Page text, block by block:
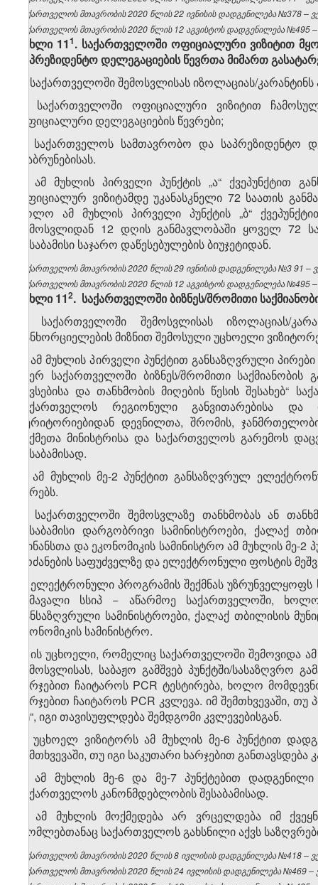
საქართველოს მთავრობის 2020 წლის 22 ივნისის დადგენილება №378 –
საქართველოს მთავრობის 2020 წლის 12 აგვისტოს დადგენილება №495
მუხლი 11​1. საქართველოში ოფიციალური ვიზიტით
საპრეზიდენტო დელეგაციების წევრთა მიმართ
1. საქართველოში შემოსვლისას იზოლაციას/კარანტინს
ა) საქართველოში ოფიციალური ვიზიტით
ოფიციალური დელეგაციების წევრები;
ბ) საქართველოს სამთავრობო და საპრეზიდენტო
დაბრუნებისას.
2. ამ მუხლის პირველი პუნქტის „ა“ ქვეპუნქტით
ოფიციალურ ვიზიტამდე უკანასკნელი 72 საათის
ხოლო ამ მუხლის პირველი პუნქტის „ბ“
შემოსვლიდან 12 დღის განმავლობაში ყოველ 72
შესაბამისი საჯარო დაწესებულების ბიუჯეტიდან.
საქართველოს მთავრობის 2020 წლის29 ივნისის დადგენილება №391 –
საქართველოს მთავრობის 2020 წლის 12 აგვისტოს დადგენილება №495
მუხლი 11​2. საქართველოში ბიზნეს/შრომითი
1. საქართველოში შემოსვლისას იზოლაციას/
განხორციელების მიზნით შემოსული უცხოელი
2. ამ მუხლის პირველი პუნქტით განსაზღვრული
მიერ საქართველოში ბიზნეს/შრომითი
შევსებისა და თანხმობის მიღების წესის
საქართველოს რეგიონული განვითარებისა და
ტერიტორიებიდან დევნილთა, შრომის,
საქმეთა მინისტრისა და საქართველოს გარემოს
შესაბამისად.
3. ამ მუხლის მე-2 პუნქტით განსაზღვრულ
პირებს.
4. საქართველოში შემოსვლაზე თანხმობას ან
შესაბამისი დარგობრივი სამინისტროები, ქალაქ
ფინანსთა და ეკონომიკის სამინისტრო ამ მუხლის
ბრძანების საფუძველზე და ელექტრონული ფოსტის
5. ელექტრონული პროგრამის შექმნას
შემავალი სსიპ − აწარმოე საქართველოში,
განსაზღვრული სამინისტროები, ქალაქ თბილისის
ეკონომიკის სამინისტრო.
6. ის უცხოელი, რომელიც საქართველოში შემოვიდა
შემოსვლისას, საბაჟო გამშვებ პუნქტში/
ხარჯებით ჩაიტაროს PCR ტესტირება, ხოლო
ხარჯებით ჩაიტაროს PCR კვლევა. იმ შემთხვევაში,
„G“, იგი თავისუფლდება შემდგომი კვლევებისგან.
7. უცხოელ ვიზიტორს ამ მუხლის მე-6 პუნქტით
შემთხვევაში, თუ იგი საკუთარი ხარჯებით განთავსდება
8. ამ მუხლის მე-6 და მე-7 პუნქტებით
საქართველოს კანონმდებლობის შესაბამისად.
9. ამ მუხლის მოქმედება არ ვრცელდება იმ
რომლებთანაც საქართველოს გახსნილი აქვს
საქართველოს მთავრობის 2020 წლის 8 ივლისის დადგენილება №418 –
საქართველოს მთავრობის 2020 წლის 24 ივლისის დადგენილება №469 –